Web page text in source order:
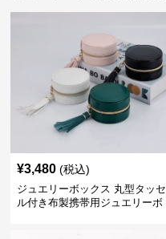
¥3,480 (税込)
ジュエリーボックス 丸型タッセ
ル付き布製携帯用ジュエリーボ